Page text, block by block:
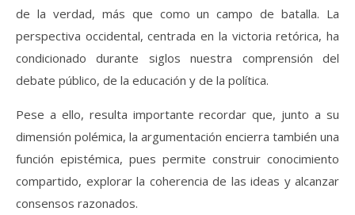
de la verdad, más que como un campo de batalla. La
perspectiva occidental, centrada en la victoria retórica, ha
condicionado durante siglos nuestra comprensión del
debate público, de la educación y de la política.
Pese a ello, resulta importante recordar que, junto a su
dimensión polémica, la argumentación encierra también una
función epistémica, pues permite construir conocimiento
compartido, explorar la coherencia de las ideas y alcanzar
consensos razonados.